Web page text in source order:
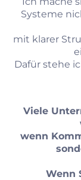
Systeme
mit klarer
Dafür stehe
Viele
wenn
Wenn